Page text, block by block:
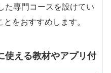
た専門コースを設けてい
をおすすめします。
使える教材やアプリ付